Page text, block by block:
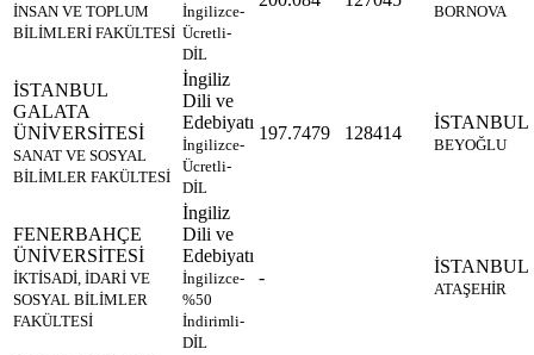
İNSAN VE TOPLUM
BİLİMLERİ FAKÜLTESİ
İngilizce-
Ücretli-
DİL
BORNOVA
İSTANBUL
GALATA
ÜNİVERSİTESİ
SANAT VE SOSYAL
BİLİMLER FAKÜLTESİ
İngiliz
Dili ve
Edebiyatı
İngilizce-
Ücretli-
DİL
197.7479 128414
İSTANBUL
BEYOĞLU
FENERBAHÇE
ÜNİVERSİTESİ
İKTİSADİ, İDARİ VE
SOSYAL BİLİMLER
FAKÜLTESİ
İngiliz
Dili ve
Edebiyatı
İngilizce-
%50
İndirimli-
DİL
-
İSTANBUL
ATAŞEHİR